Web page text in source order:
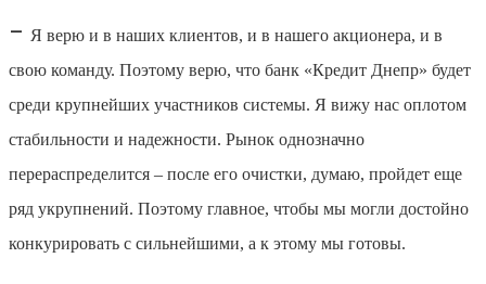
– Я верю и в наших клиентов, и в нашего акционера, и в
свою команду. Поэтому верю, что банк «Кредит Днепр» будет
среди крупнейших участников системы. Я вижу нас оплотом
стабильности и надежности. Рынок однозначно
перераспределится – после его очистки, думаю, пройдет еще
ряд укрупнений. Поэтому главное, чтобы мы могли достойно
конкурировать с сильнейшими, а к этому мы готовы.